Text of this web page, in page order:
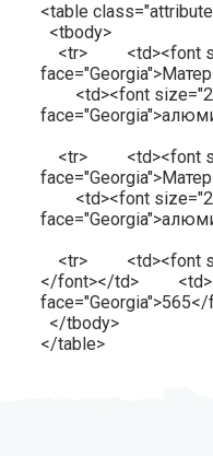
<table
<tbody>
<tr> <td><font
<td><font
<tr> <td><font
<td><font
<tr> <td><font
</font></td>
</tbody>
</table>